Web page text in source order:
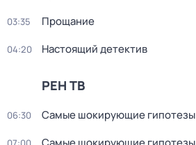
03:35 Прощание
04:20 Настоящий детектив
РЕН ТВ
06:30 Самые шoкиpующие гипотезы